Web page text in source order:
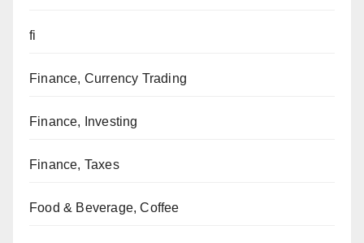
fi
Finance, Currency Trading
Finance, Investing
Finance, Taxes
Food & Beverage, Coffee